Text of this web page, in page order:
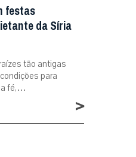
festas
da Síria
tão antigas
para
fé,…
>